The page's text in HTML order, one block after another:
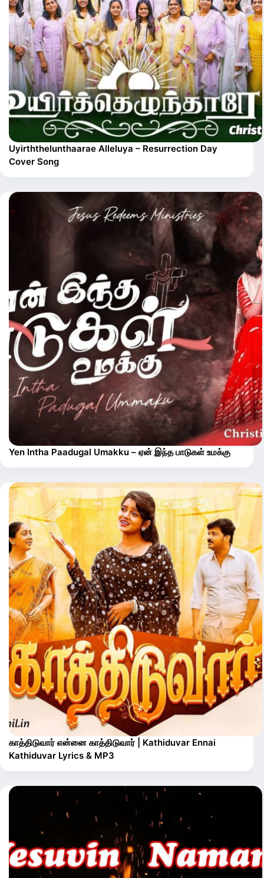
Uyirththelunthaarae Alleluya – Resurrection Day
Cover Song
Yen Intha Paadugal Umakku – ஏன் இந்த பாடுகள் உமக்கு
காத்திடுவார் என்னை காத்திடுவார் | Kathiduvar Ennai
Kathiduvar Lyrics & MP3